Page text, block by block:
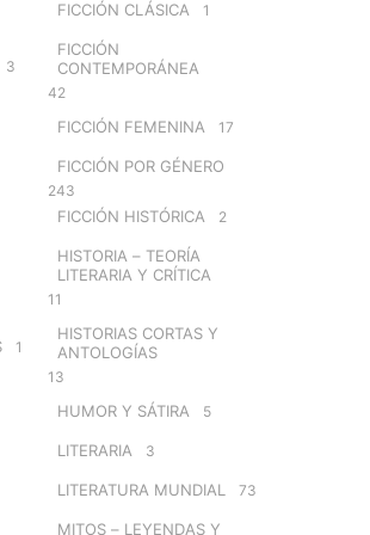
3
1
FICCIÓN CLÁSICA 1
FICCIÓN
CONTEMPORÁNEA
42
FICCIÓN FEMENINA 17
FICCIÓN POR GÉNERO
243
FICCIÓN HISTÓRICA 2
HISTORIA – TEORÍA
LITERARIA Y CRÍTICA
11
HISTORIAS CORTAS Y
ANTOLOGÍAS
13
HUMOR Y SÁTIRA 5
LITERARIA 3
LITERATURA MUNDIAL 73
MITOS – LEYENDAS Y